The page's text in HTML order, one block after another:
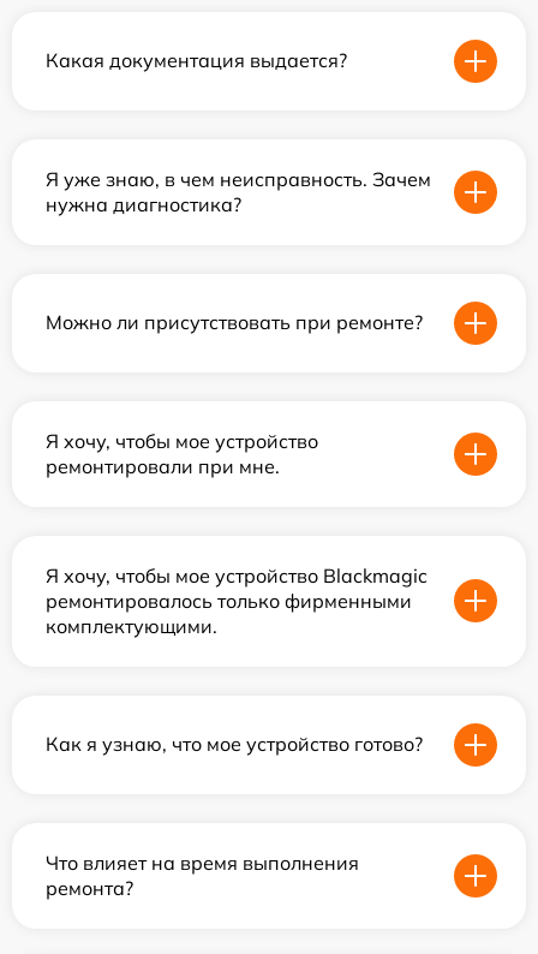
Какая документация выдается?
Я уже знаю, в чем неисправность. Зачем
нужна диагностика?
Можно ли присутствовать при ремонте?
Я хочу, чтобы мое устройство
ремонтировали при мне.
Я хочу, чтобы мое устройство Blackmagic
ремонтировалось только фирменными
комплектующими.
Как я узнаю, что мое устройство готово?
Что влияет на время выполнения
ремонта?